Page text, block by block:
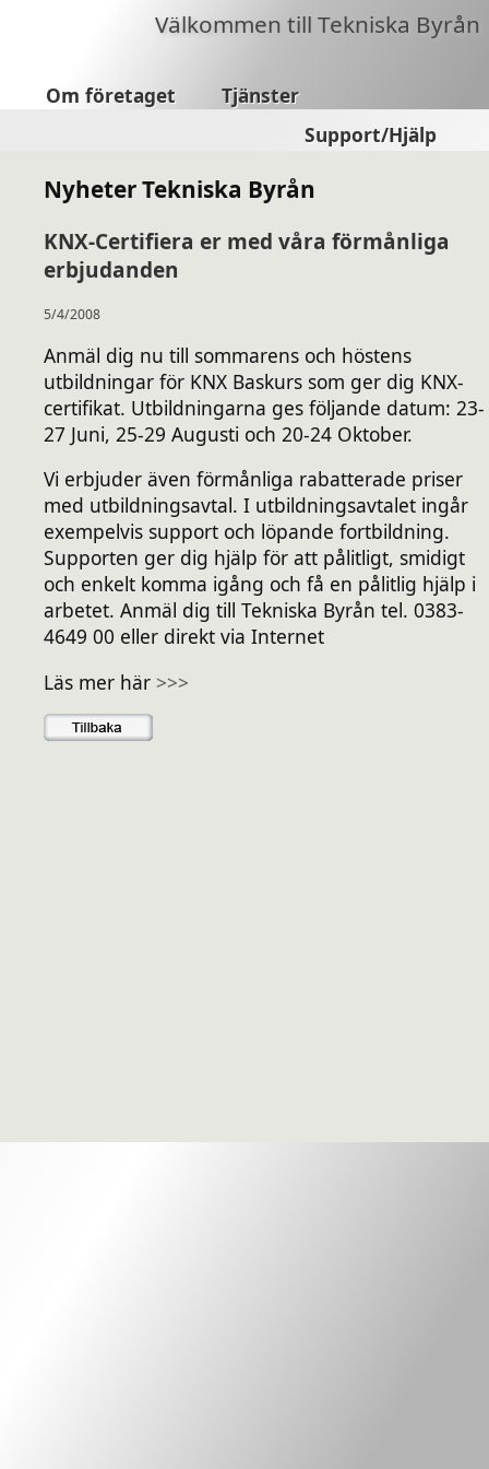
Välkommen till Tekniska Byrån
Om företaget
Tjänster
Support/Hjälp
Nyheter Tekniska Byrån
KNX-Certifiera er med våra förmånliga
erbjudanden
5/4/2008
Anmäl dig nu till sommarens och höstens
utbildningar för KNX Baskurs som ger dig KNX-
certifikat. Utbildningarna ges följande datum: 23-
27 Juni, 25-29 Augusti och 20-24 Oktober.
Vi erbjuder även förmånliga rabatterade priser
med utbildningsavtal. I utbildningsavtalet ingår
exempelvis support och löpande fortbildning.
Supporten ger dig hjälp för att pålitligt, smidigt
och enkelt komma igång och få en pålitlig hjälp i
arbetet. Anmäl dig till Tekniska Byrån tel. 0383-
4649 00 eller direkt via Internet
Läs mer här >>>